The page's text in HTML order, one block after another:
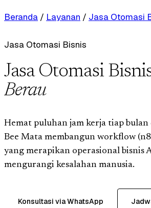
Beranda / Layanan / Jasa Otomasi
Jasa Otomasi Bisnis
Jasa Otomasi
Berau
Hemat puluhan jam kerja tiap bulan
Bee Mata membangun workflow
yang merapikan operasional bisnis
mengurangi kesalahan manusia.
Konsultasi via WhatsApp